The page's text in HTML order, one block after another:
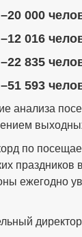
000
016
835
593
анализа
по
праздников
ежегодно